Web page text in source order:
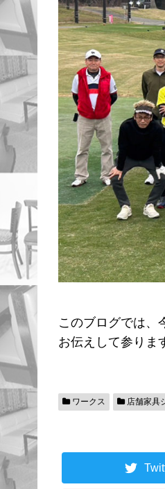
このブログでは、
お伝えして参りま
ワークス 店舗家具